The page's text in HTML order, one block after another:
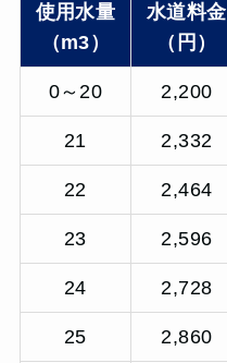
使用水量
（m3）
水道料金
（円）
0～20 2,200
21 2,332
22 2,464
23 2,596
24 2,728
25 2,860